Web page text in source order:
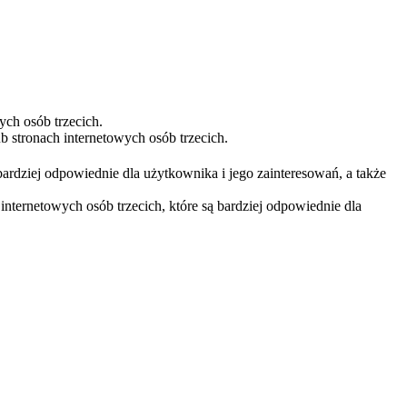
osób trzecich.
stronach internetowych osób trzecich.
odpowiednie dla użytkownika i jego zainteresowań, a także
osób trzecich, które są bardziej odpowiednie dla